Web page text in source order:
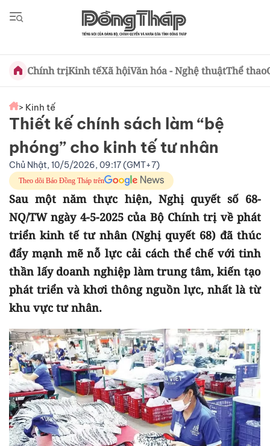
Chính trịKinh tếXã hộiVăn hóa - Nghệ thuậtThể thao
> Kinh tế
Thiết kế chính sách làm “bệ
phóng” cho kinh tế tư nhân
Chủ Nhật, 10/5/2026, 09:17 (GMT+7)
Theo dõi Báo Đồng Tháp trên
Sau một năm thực hiện, Nghị quyết số 68-
NQ/TW ngày 4-5-2025 của Bộ Chính trị về phát
triển kinh tế tư nhân (Nghị quyết 68) đã thúc
đẩy mạnh mẽ nỗ lực cải cách thể chế với tinh
thần lấy doanh nghiệp làm trung tâm, kiến tạo
phát triển và khơi thông nguồn lực, nhất là từ
khu vực tư nhân.